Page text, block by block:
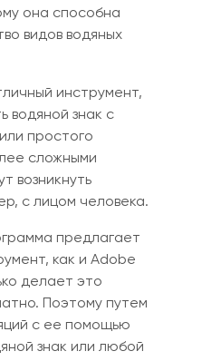
она способна
видов водяных
инструмент,
водяной знак с
простого
сложными
возникнуть
, с лицом человека.
предлагает
, как и Adobe
делает это
Поэтому путем
с ее помощью
знак или любой